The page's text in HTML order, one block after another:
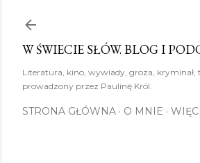
W ŚWIECIE SŁÓW. BLOG I
Literatura, kino, wywiady, groza, kryminał,
prowadzony przez Paulinę Król.
STRONA GŁÓWNA O MNIE